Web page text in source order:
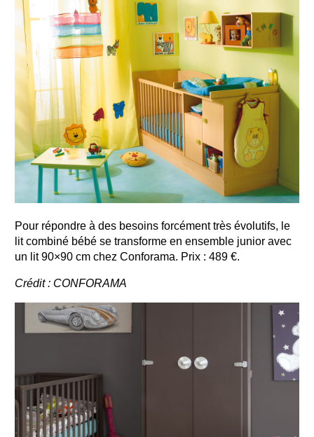
Pour répondre à des besoins forcément très évolutifs, le
lit combiné bébé se transforme en ensemble junior avec
un lit 90×90 cm chez Conforama. Prix : 489 €.
Crédit : CONFORAMA